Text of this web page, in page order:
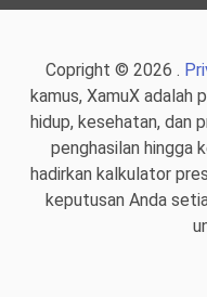
Copright © 2026 .
kamus, XamuX adalah
hidup, kesehatan, dan
penghasilan hingga
hadirkan kalkulator
keputusan Anda